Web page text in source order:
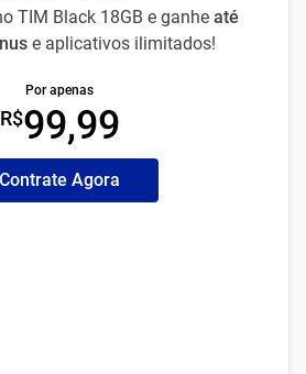
TIM Black 18GB e ganhe até
e aplicativos ilimitados!
Por apenas
R$99,99
Contrate Agora